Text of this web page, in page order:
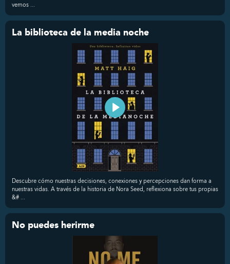
vemos ...
La biblioteca de la media noche
Descubre cómo nuestras decisiones, conexiones y percepciones dan forma a
nuestras vidas. A través de la historia de Nora Seed, reflexiona sobre tus propias
&# ...
No puedes herirme